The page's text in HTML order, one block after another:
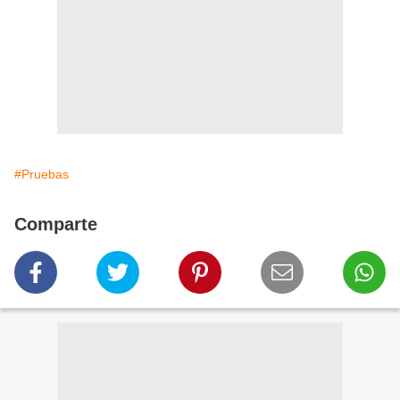
#Pruebas
Comparte